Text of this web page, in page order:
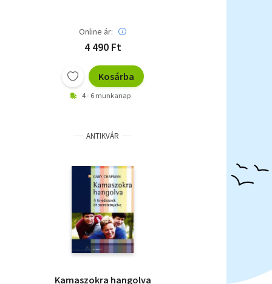
Online ár:
4 490 Ft
Kosárba
4 - 6 munkanap
ANTIKVÁR
Kamaszokra hangolva